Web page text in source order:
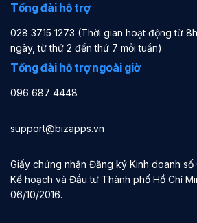
Tổng đài hỗ trợ
028 3715 1273 (Thời gian hoạt động từ
ngày, từ thứ 2 đến thứ 7 mỗi tuần)
Tổng đài hỗ trợ ngoài giờ
096 687 4448
support@bizapps.vn
Giấy chứng nhận Đăng ký Kinh doanh
Kế hoạch và Đầu tư Thành phố Hồ Chí
06/10/2016.